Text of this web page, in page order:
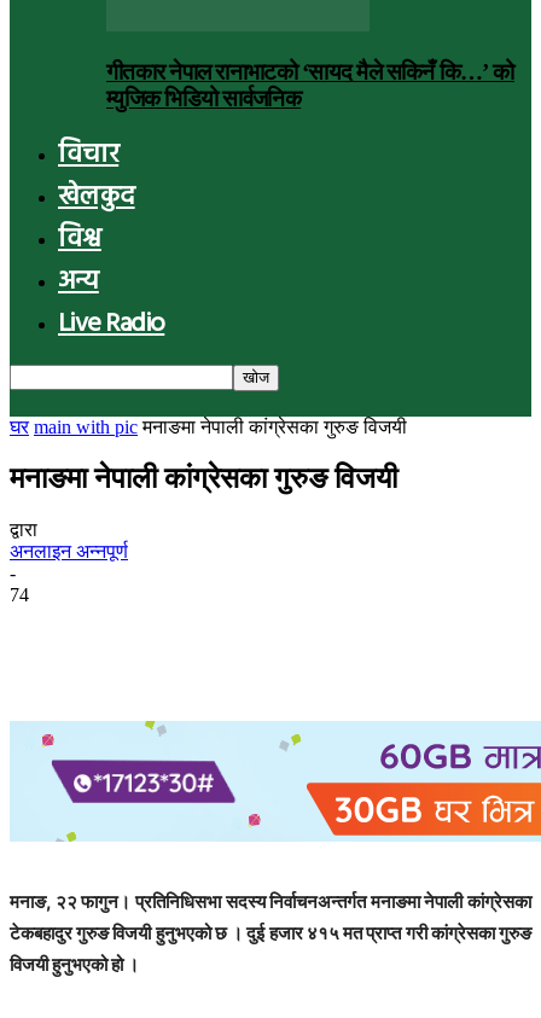
गीतकार नेपाल रानाभाटको ‘सायद मैले सकिनँ कि…’ को
म्युजिक भिडियो सार्वजनिक
विचार
खेलकुद
विश्व
अन्य
Live Radio
घर main with pic मनाङमा नेपाली कांग्रेसका गुरुङ विजयी
मनाङमा नेपाली कांग्रेसका गुरुङ विजयी
द्वारा
अनलाइन अन्नपूर्ण
-
74
मनाङ, २२ फागुन। प्रतिनिधिसभा सदस्य निर्वाचनअन्तर्गत मनाङमा नेपाली कांग्रेसका
टेकबहादुर गुरुङ विजयी हुनुभएको छ । दुई हजार ४१५ मत प्राप्त गरी कांग्रेसका गुरुङ
विजयी हुनुभएको हो ।